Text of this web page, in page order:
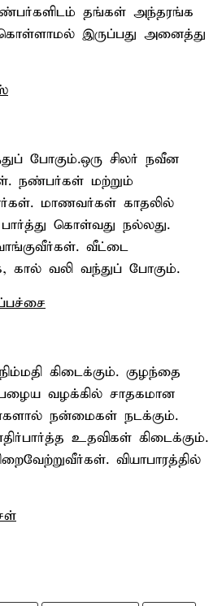
தங்கள் அந்தரங்க
கொள்ளாமல் இருப்பது அனைத்து
போகும்.ஒரு சிலர் நவீன
நண்பர்கள் மற்றும்
மாணவர்கள் காதலில்
கொள்வது நல்லது.
வீட்டை
கால் வலி வந்துப் போகும்.
கிடைக்கும். குழந்தை
வழக்கில் சாதகமான
நன்மைகள் நடக்கும்.
உதவிகள் கிடைக்கும்.
வியாபாரத்தில்